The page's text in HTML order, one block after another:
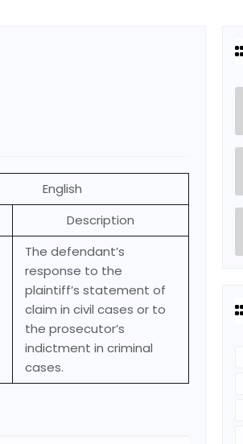
English
Description
The defendant’s
response to the
plaintiff’s statement of
claim in civil cases or to
the prosecutor’s
indictment in criminal
cases.